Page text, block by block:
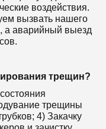
воздействия.
вызвать нашего
а аварийный выезд
трещин?
трещины
4) Закачку